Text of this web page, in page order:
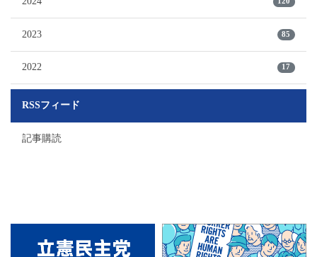
2023 85
2022 17
RSSフィード
記事購読